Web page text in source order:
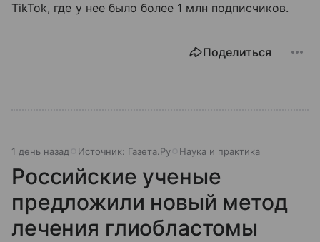
TikTok, где у нее было более 1 млн подписчиков.
Поделиться
1 день назад Источник: Газета.Ру Наука и практика
Российские ученые
предложили новый метод
лечения глиобластомы